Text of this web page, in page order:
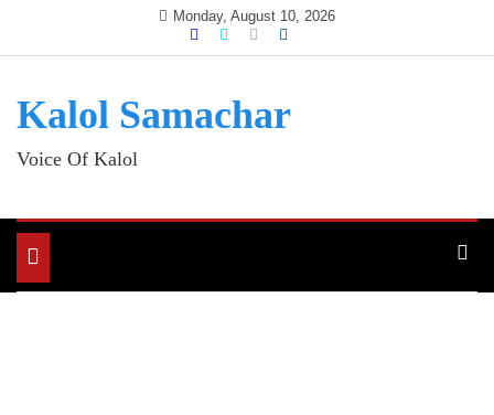
Monday, August 10, 2026
Kalol Samachar
Voice Of Kalol
Toggle
navigation